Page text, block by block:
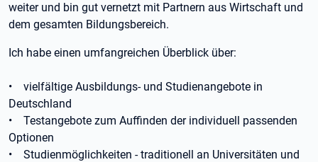
weiter und bin gut vernetzt mit Partnern aus Wirtschaft und
dem gesamten Bildungsbereich.
Ich habe einen umfangreichen Überblick über:
• vielfältige Ausbildungs- und Studienangebote in
Deutschland
• Testangebote zum Auffinden der individuell passenden
Optionen
• Studienmöglichkeiten - traditionell an Universitäten und